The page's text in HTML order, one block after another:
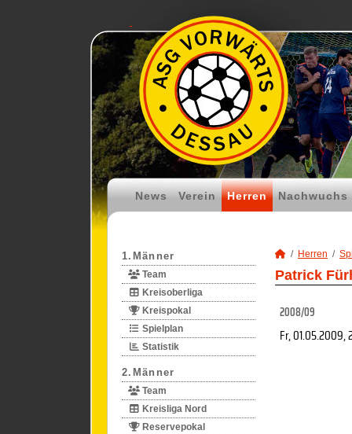
News Verein Herren Nachwuchs
1.Männer
Team
Kreisoberliga
Kreispokal
Spielplan
Statistik
2.Männer
Team
Kreisliga Nord
Reservepokal
Herren
Patrick
2008/09
Fr, 01.05.2009,